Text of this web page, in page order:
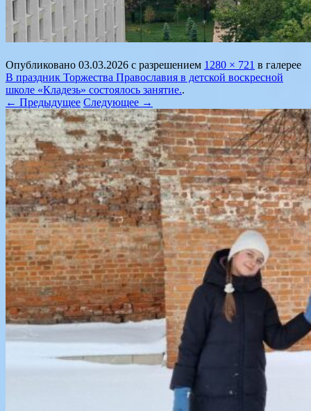
Опубликовано 03.03.2026 с разрешением 1280 × 721 в галерее
В праздник Торжества Православия в детской воскресной
школе «Кладезь» состоялось занятие..
← Предыдущее Следующее →